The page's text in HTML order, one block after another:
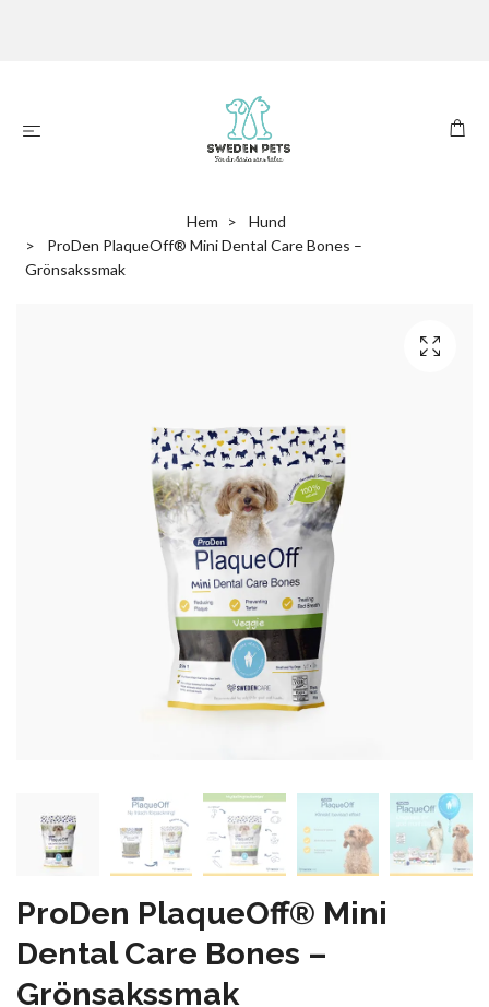
Hem
Hund
ProDen PlaqueOff® Mini Dental Care Bones –
Grönsakssmak
ProDen PlaqueOff® Mini
Dental Care Bones –
Grönsakssmak